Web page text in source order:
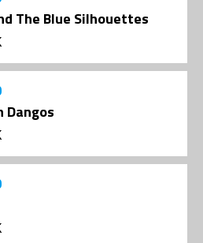
The Blue Silhouettes
Dangos